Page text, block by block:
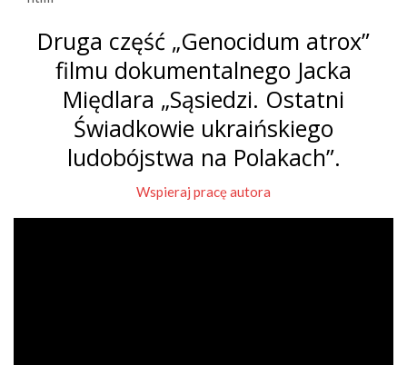
Druga część „Genocidum atrox”
filmu dokumentalnego Jacka
Międlara „Sąsiedzi. Ostatni
Świadkowie ukraińskiego
ludobójstwa na Polakach”.
Wspieraj pracę autora